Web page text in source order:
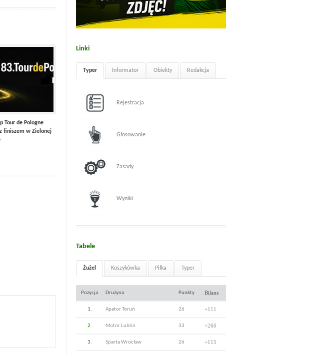
Tour de Pologne
finiszem w Zielonej
Linki
Typer Informator Obiekty Redakcja
Rejestracja
Głosowanie
Zasady
Wyniki
Tabele
Żużel Koszykówka Piłka Typer
Pozycja Drużyna Punkty Bilans
1. Apator Toruń 26 +111
2. Motor Lublin 33 +260
3. Sparta Wrocław 26 +115